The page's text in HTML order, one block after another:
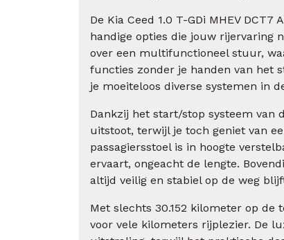
De Kia Ceed 1.0 T-GDi MHEV
handige opties die jouw rijervaring
over een multifunctioneel stuur,
functies zonder je handen van het
je moeiteloos diverse systemen in
Dankzij het start/stop systeem van
uitstoot, terwijl je toch geniet van
passagiersstoel is in hoogte
ervaart, ongeacht de lengte.
altijd veilig en stabiel op de weg
Met slechts 30.152 kilometer op
voor vele kilometers rijplezier. De